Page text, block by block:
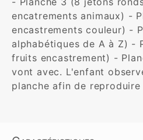
encatrements animaux) -
encastrements couleur) -
alphabétiques de A à Z) -
fruits encastrement) -
vont avec. L'enfant
planche afin de reproduire